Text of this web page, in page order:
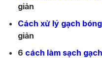
giản
Cách xử lý gạch
giản
6 cách làm sạch